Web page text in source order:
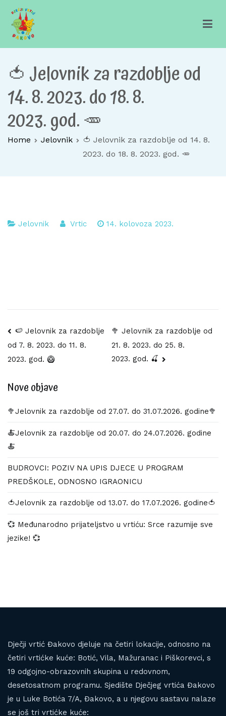
content
Dječji vrtić Đakovo
Za sretno djetinjstvo
🍅 Jelovnik za razdoblje od
14. 8. 2023. do 18. 8.
2023. god. 🥕
Home Jelovnik
🍅 Jelovnik za razdoblje od 14. 8.
2023. do 18. 8. 2023. god. 🥕
Jelovnik Vrtic 14. kolovoza 2023.
Navigacija
objava
🍉 Jelovnik za razdoblje
od 7. 8. 2023. do 11. 8.
2023. god. 🥝
🥦 Jelovnik za razdoblje od
21. 8. 2023. do 25. 8.
2023. god. 🍒
Nove objave
🥦Jelovnik za razdoblje od 27.07. do 31.07.2026. godine🥦
🍝Jelovnik za razdoblje od 20.07. do 24.07.2026. godine
🍝
BUDROVCI: POZIV NA UPIS DJECE U PROGRAM
PREDŠKOLE, ODNOSNO IGRAONICU
🍅Jelovnik za razdoblje od 13.07. do 17.07.2026. godine🍅
💞 Međunarodno prijateljstvo u vrtiću: Srce razumije sve
jezike! 💞
Dječji vrtić Đakovo djeluje na četiri lokacije, odnosno na
četiri vrtićke kuće: Botić, Vila, Mažuranac i Piškorevci, s
19 odgojno-obrazovnih skupina u redovnom,
desetosatnom programu. Sjedište Dječjeg vrtića Đakovo
je u Luke Botića 7/A, Đakovo, a u njegovu sastavu nalaze
se još tri vrtićke kuće: